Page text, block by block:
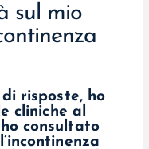
sul mio
risposte, ho
cliniche al
consultato